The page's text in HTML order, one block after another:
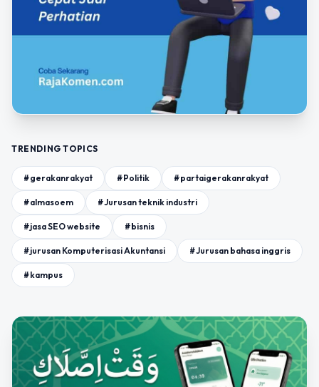
TRENDING TOPICS
#gerakanrakyat #Politik #partaigerakanrakyat
#almasoem #Jurusan teknik industri
#jasa SEO website #bisnis
#jurusan Komputerisasi Akuntansi #Jurusan bahasa inggris
#kampus